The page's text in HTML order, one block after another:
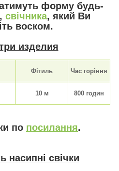
форму будь-
свічника, який Ви
воском.
изделия
Фітиль Час горіння
10 м 800 годин
по посилання.
насипні свічки